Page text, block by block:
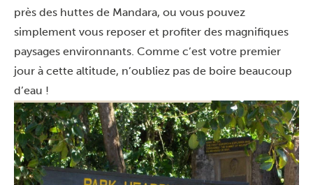
près des huttes de Mandara, ou vous pouvez
simplement vous reposer et profiter des magnifiques
paysages environnants. Comme c’est votre premier
jour à cette altitude, n’oubliez pas de boire beaucoup
d’eau !